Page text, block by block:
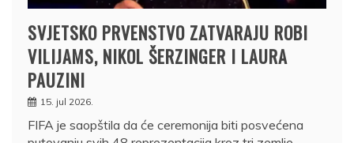
SVJETSKO PRVENSTVO ZATVARAJU ROBI
VILIJAMS, NIKOL ŠERZINGER I LAURA
PAUZINI
15. jul 2026.
FIFA je saopštila da će ceremonija biti posvećena